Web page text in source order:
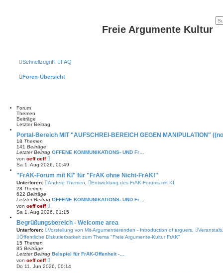
Freie Argumente Kultur
Schnellzugriff FAQ
Foren-Übersicht
Forum
Themen
Beiträge
Letzter Beitrag
Portal-Bereich MIT "AUFSCHREI-BEREICH GEGEN MANIPULATION"
18 Themen
141 Beiträge
Letzter Beitrag OFFENE KOMMUNIKATIONS- UND Fr…
von oeff oeff
e
u
e
s
t
B
i
r
a
Sa 1. Aug 2026, 00:49
"FrAK-Forum mit KI" für "FrAK ohne Nicht-FrAK!"
Unterforen: Andere Themen
Entwicklung des FrAK-Forums mit KI
28 Themen
622 Beiträge
Letzter Beitrag OFFENE KOMMUNIKATIONS- UND Fr…
von oeff oeff
e
u
e
s
t
e
e
t
Sa 1. Aug 2026, 01:15
Begrüßungsbereich - Welcome area
Unterforen: Vorstellung von Mit-Argumentierenden - Introduction of arguers
Öffentliche Diskutierbarkeit zum Thema "Freie Argumente-Kultur FrAK"
15 Themen
85 Beiträge
Letzter Beitrag Beispiel für FrAK-Offenheit -…
von oeff oeff
e
u
Do 11. Jun 2026, 00:14